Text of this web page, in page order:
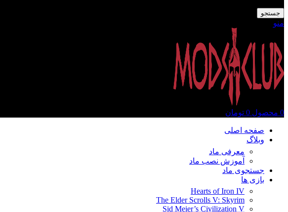
جستجو
منو
0 محصول 0 تومان
صفحه اصلی
وبلاگ
معرفی ماد
آموزش نصب ماد
جستجوی ماد
بازی ها
Hearts of Iron IV
The Elder Scrolls V: Skyrim
Sid Meier’s Civilization V